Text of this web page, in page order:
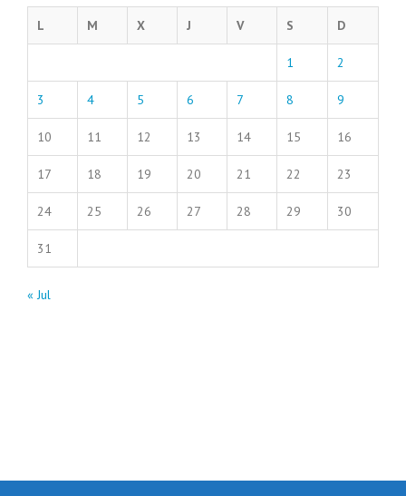
L M X J V S D
1 2
3 4 5 6 7 8 9
10 11 12 13 14 15 16
17 18 19 20 21 22 23
24 25 26 27 28 29 30
31
« Jul